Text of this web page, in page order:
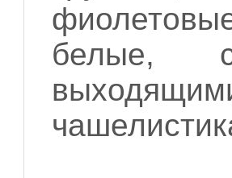
белые,